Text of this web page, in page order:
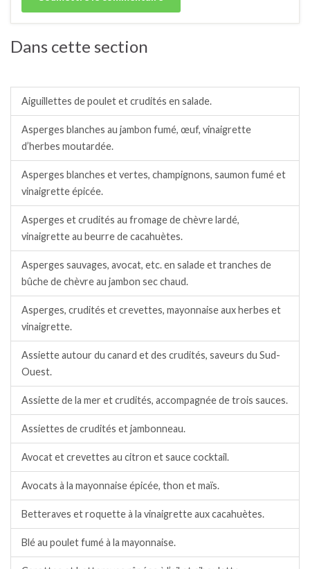
Dans cette section
Aiguillettes de poulet et crudités en salade.
Asperges blanches au jambon fumé, œuf, vinaigrette
d’herbes moutardée.
Asperges blanches et vertes, champignons, saumon fumé et
vinaigrette épicée.
Asperges et crudités au fromage de chèvre lardé,
vinaigrette au beurre de cacahuètes.
Asperges sauvages, avocat, etc. en salade et tranches de
bûche de chèvre au jambon sec chaud.
Asperges, crudités et crevettes, mayonnaise aux herbes et
vinaigrette.
Assiette autour du canard et des crudités, saveurs du Sud-
Ouest.
Assiette de la mer et crudités, accompagnée de trois sauces.
Assiettes de crudités et jambonneau.
Avocat et crevettes au citron et sauce cocktail.
Avocats à la mayonnaise épicée, thon et maïs.
Betteraves et roquette à la vinaigrette aux cacahuètes.
Blé au poulet fumé à la mayonnaise.